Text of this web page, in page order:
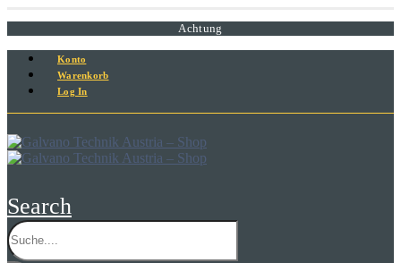
Achtung
Konto
Warenkorb
Log In
Search